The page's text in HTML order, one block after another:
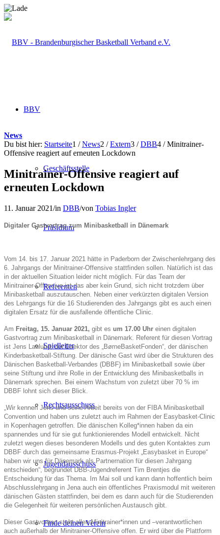
BBV
Geschäftsstelle
Präsidium
Referenten
Spielleiter
Rechtsausschuss
Jugendausschuss
Finde deinen Verein
News
Du bist hier: Startseite1 / News2 / Extern3 / DBB4 / Minitrainer-
Offensive reagiert auf erneuten Lockdown
Minitrainer-Offensive reagiert auf
erneuten Lockdown
11. Januar 2021/in DBB/von Tobias Ingler
Digitaler Gastvortrag zum Minibasketball in Dänemark
Vom 14. bis 17. Januar 2021 hätte in Paderborn der Zwischenlehrgang des
6. Jahrgangs der Minitrainer-Offensive stattfinden sollen. Natürlich ist das
in der aktuellen Situation leider nicht möglich. Für das Team der
Minitrainer-Offensive ist das aber kein Grund, sich nicht trotzdem über
Minibasketball auszutauschen. Neben einer verkürzten digitalen Version
des Lehrgangs für die 16 Studierenden des Jahrgangs gibt es auch einen
digitalen Ersatz für die ausfallende öffentliche Clinic.
Am Freitag, 15. Januar 2021, gibt es um 17.00 Uhr einen digitalen
Gastvortrag zum Minibasketball in Dänemark. Referent für diesen Vortrag
ist Jens Laulund, der Direktor des „BørneBasketFonden“, der dänischen
Kinderbasketball-Stiftung. Der dänische Gast wird über die Strukturen des
Dänischen Basketball-Verbandes (DBBF) im Minibasketball sowie über
seine Stiftung und ihre Rolle in der Entwicklung des Minibasketballs in
Dänemark sprechen. Bei einem Wachstum von zuletzt über 70 % im
DBBF lohnt sich dieser Blick.
„Wir kennen Jens und seine Arbeit bereits von der FIBA Minibasketball
Convention und haben uns zuletzt auch im Rahmen der Easybasket-Clinic
in Kopenhagen getroffen. Die dänischen Kolleg*innen haben da ein
spannendes und für sie gut funktionierendes Modell entwickelt. Nicht
zuletzt wegen dieses besonderen Modells und des guten Kontaktes zum
DBBF durch das gemeinsame Erasmus-Projekt „Easybasket in Europe“
haben wir uns für Dänemark als Partnernation für diesen Jahrgang
entschieden“, begründet DBB-Jugendreferent Tim Brentjes die
Entscheidung für das Thema. Im Mai soll und kann dann hoffentlich beim
Abschlusslehrgang in Jena auch ein öffentliches Praxismodul mit weiteren
dänischen Gästen stattfinden, bei dem es dann auch für die Studierenden
die Gelegenheit für weiteren persönlichen Austausch gibt.
Dieser Gastvortrag steht allen Minitrainer*innen und –verantwortlichen
auch außerhalb der Minitrainer-Offensive offen. Er wird über die Plattform